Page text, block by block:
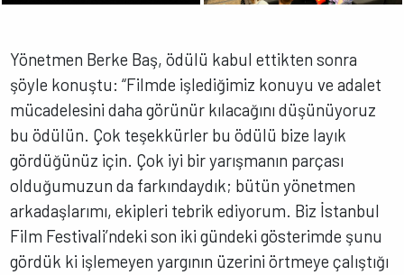
Yönetmen Berke Baş, ödülü kabul ettikten sonra
şöyle konuştu: “Filmde işlediğimiz konuyu ve adalet
mücadelesini daha görünür kılacağını düşünüyoruz
bu ödülün. Çok teşekkürler bu ödülü bize layık
gördüğünüz için. Çok iyi bir yarışmanın parçası
olduğumuzun da farkındaydık; bütün yönetmen
arkadaşlarımı, ekipleri tebrik ediyorum. Biz İstanbul
Film Festivali’ndeki son iki gündeki gösterimde şunu
gördük ki işlemeyen yargının üzerini örtmeye çalıştığı